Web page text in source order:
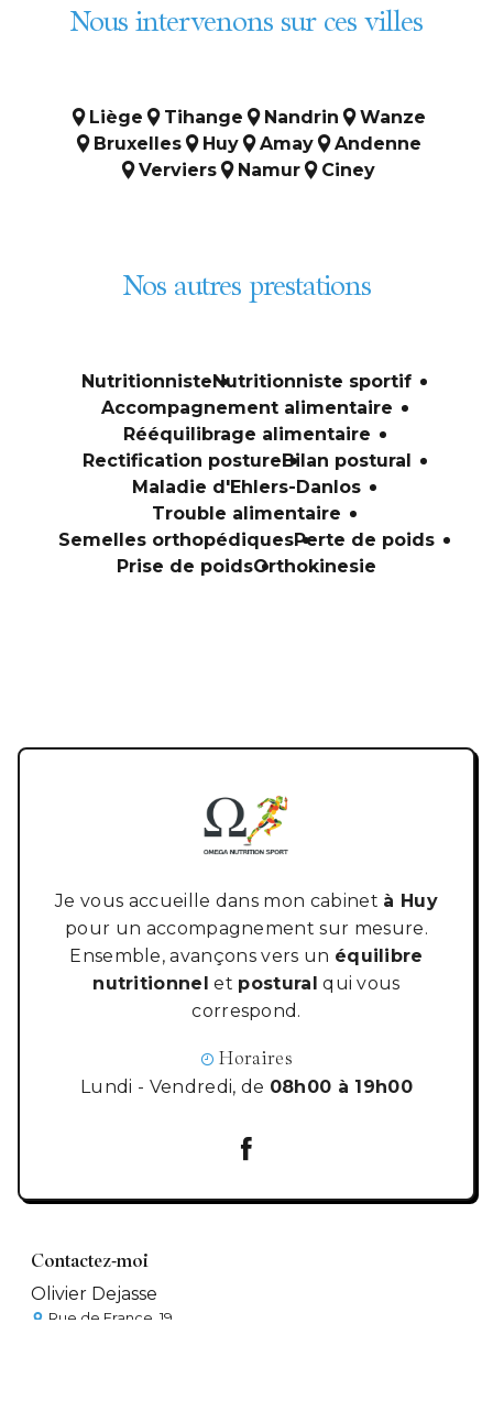
Nous intervenons sur ces villes
Liège Tihange Nandrin
Wanze
Bruxelles
Huy Amay
Andenne
Verviers
Namur Ciney
Nos autres prestations
NutritionnisteNutritionniste sportif
Accompagnement alimentaire
Rééquilibrage alimentaire
Rectification postureBilan postural
Maladie d'Ehlers-Danlos
Trouble alimentaire
Semelles orthopédiquesPerte de poids
Prise de poidsOrthokinesie
Je vous accueille dans mon cabinet à Huy
pour un accompagnement sur mesure.
Ensemble, avançons vers un équilibre
nutritionnel et postural qui vous
correspond.
Horaires
Lundi - Vendredi, de 08h00 à 19h00
Contactez-moi
Olivier Dejasse
Rue de France, 19